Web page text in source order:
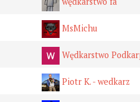
MsMichu
Wędkarstwo
Piotr K. - wedkarz